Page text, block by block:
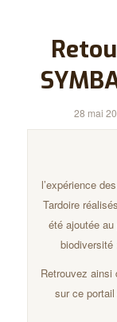
28 mai
l’expérience
Tardoire
été ajoutée
biodiversité
Retrouvez ainsi
sur ce